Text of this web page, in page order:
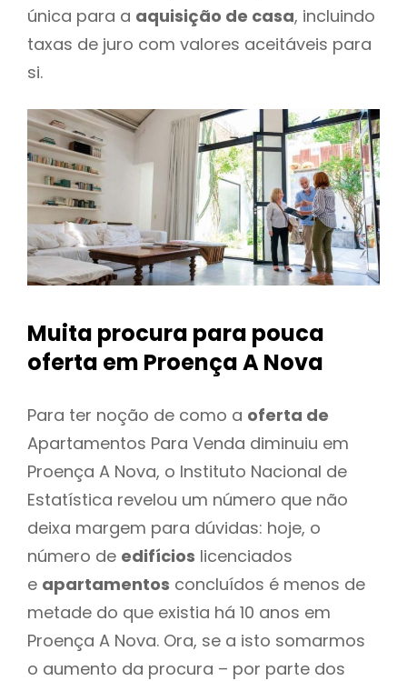
única para a aquisição de casa, incluindo
taxas de juro com valores aceitáveis para
si.
Muita procura para pouca
oferta em Proença A Nova
Para ter noção de como a oferta de
Apartamentos Para Venda diminuiu em
Proença A Nova, o Instituto Nacional de
Estatística revelou um número que não
deixa margem para dúvidas: hoje, o
número de edifícios licenciados
e apartamentos concluídos é menos de
metade do que existia há 10 anos em
Proença A Nova. Ora, se a isto somarmos
o aumento da procura – por parte dos